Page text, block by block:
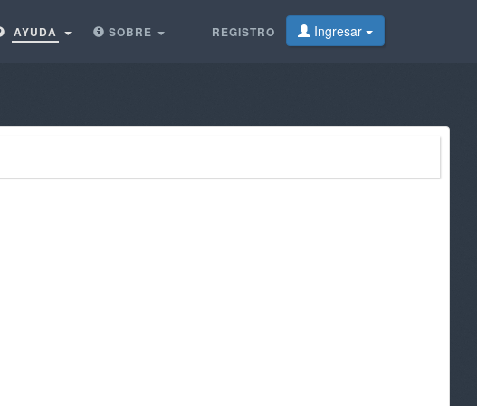
REGISTRO Ingresar
AYUDA SOBRE